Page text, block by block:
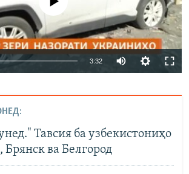
720p 1080p
3:32
1080p
Тавсия ба узбекистониҳо
Брянск ва Белгород